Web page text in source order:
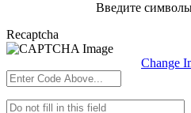
Введите
Recaptcha
Change